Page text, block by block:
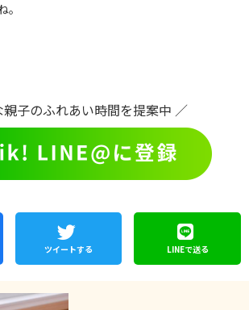
子のふれあい時間を提案中 ／
ツイートする LINEで送る